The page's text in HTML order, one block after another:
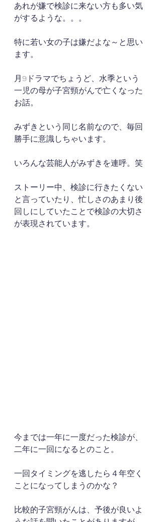
あれが嫌で検診に来ない方も多い気
がするような。。。
特に若い女の子は嫌だよな～と思い
ます。
月9ドラマでちょうど、水季という
一児の母が子宮頸がんで亡くなった
お話。
みずきという同じ名前なので、毎回
勝手に意識しちゃいます。
いろんな芸能人がみずきを連呼。笑
ストーリー中、検診に行きたくない
と言っていたり、忙しさのあまり後
回しにしていたことで検診の大切さ
が表現されています。
今までは一年に一度だった検診が、
二年に一回になるとのこと。
一回タイミングを逃したら４年空く
ことになってしまうのかな？
比較的子宮頸がんは、予後が良いよ